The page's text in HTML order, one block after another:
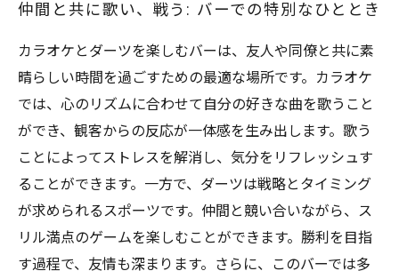
仲間と共に歌い、戦う: バーでの特別なひととき
カラオケとダーツを楽しむバーは、友人や同僚と共に素
晴らしい時間を過ごすための最適な場所です。カラオケ
では、心のリズムに合わせて自分の好きな曲を歌うこと
ができ、観客からの反応が一体感を生み出します。歌う
ことによってストレスを解消し、気分をリフレッシュす
ることができます。一方で、ダーツは戦略とタイミング
が求められるスポーツです。仲間と競い合いながら、ス
リル満点のゲームを楽しむことができます。勝利を目指
す過程で、友情も深まります。さらに、このバーでは多